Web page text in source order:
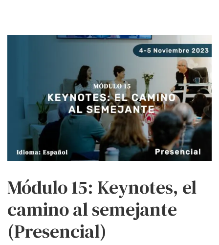
Módulo 15: Keynotes, el
camino al semejante
(Presencial)